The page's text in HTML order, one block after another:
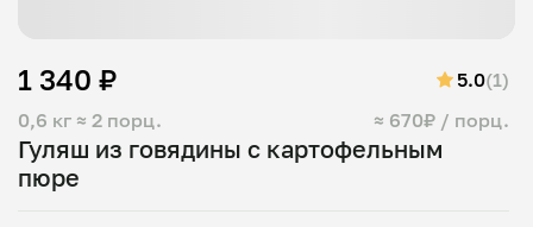
Гуляш из говядины с картофельным
пюре
0,6 кг ≈ 2 порц. ≈ 670₽ / порц.
1 340 ₽ 5.0(1)